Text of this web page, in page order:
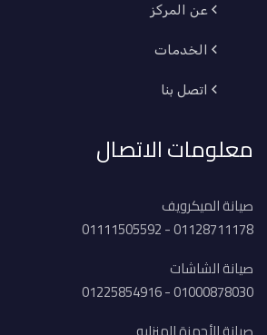
عن المركز
الخدمات
اتصل بنا
معلومات الاتصال
صيانة الميكرويف
01128711178 - 01111505592
صيانة الشاشات
01000878030 - 01225854916